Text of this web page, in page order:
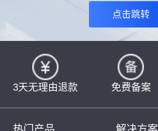
点击跳转
3天无理由退款 免费备案